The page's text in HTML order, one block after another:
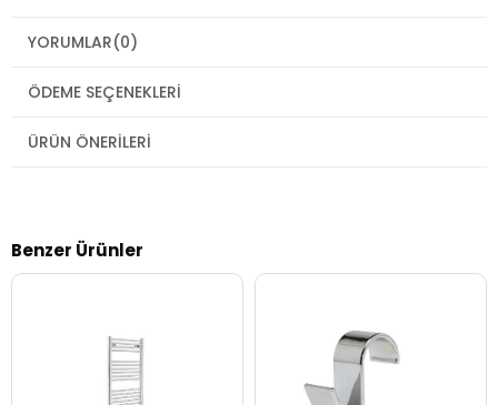
YORUMLAR(0)
ÖDEME SEÇENEKLERI
ÜRÜN ÖNERILERI
Benzer Ürünler